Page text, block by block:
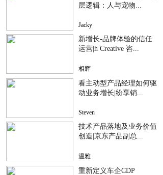
层逻辑：人与宠物...
Jacky
新增长-品牌体验的信任
运营|h Creative 咨...
相辉
看主动型产品经理如何驱
动业务增长|纷享销...
Steven
技术产品落地及业务价值
创造|京东产品副总...
温雅
重新定义车企CDP